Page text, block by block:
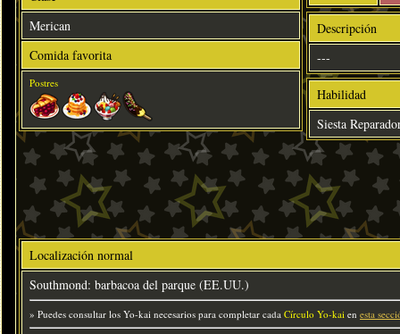
Merican
Comida favorita
Postres
Descripción
---
Habilidad
Siesta
Localización normal
Southmond: barbacoa del parque (EE.UU.)
» Puedes consultar los Yo-kai necesarios para completar cada Círculo Yo-kai en esta